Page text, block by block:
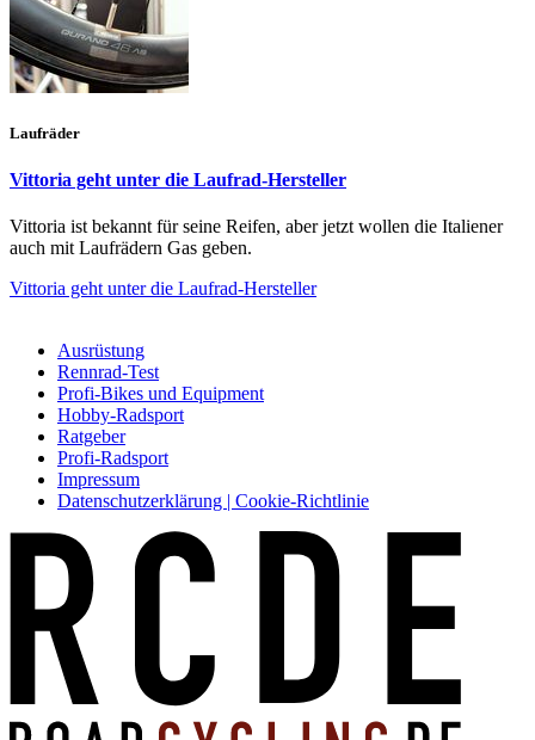
Laufräder
Vittoria geht unter die Laufrad-Hersteller
Vittoria ist bekannt für seine Reifen, aber jetzt wollen die Italiener
auch mit Laufrädern Gas geben.
Vittoria geht unter die Laufrad-Hersteller
Ausrüstung
Rennrad-Test
Profi-Bikes und Equipment
Hobby-Radsport
Ratgeber
Profi-Radsport
Impressum
Datenschutzerklärung | Cookie-Richtlinie